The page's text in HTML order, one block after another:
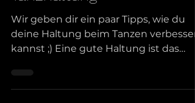
Tipps & Tricks für eine
elegante und gesunde
Tanzhaltung